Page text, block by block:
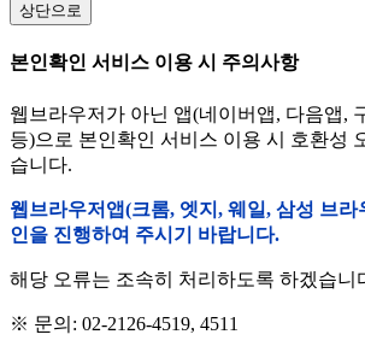
상단으로
본인확인 서비스 이용 시 주의사항
웹브라우저가 아닌 앱(네이버앱, 다음앱,
등)으로 본인확인 서비스 이용 시 호환성
습니다.
웹브라우저앱(크롬, 엣지, 웨일, 삼성 브
인을 진행하여 주시기 바랍니다.
해당 오류는 조속히 처리하도록 하겠습니
※ 문의: 02-2126-4519, 4511